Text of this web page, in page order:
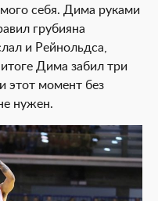
себя. Дима руками
грубияна
и Рейнольдса,
Дима забил три
этот момент без
нужен.